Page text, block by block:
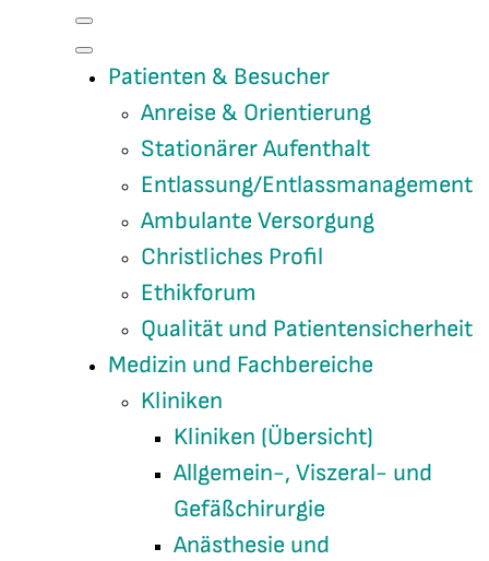
Patienten & Besucher
Anreise & Orientierung
Stationärer Aufenthalt
Entlassung/Entlassmanagement
Ambulante Versorgung
Christliches Profil
Ethikforum
Qualität und Patientensicherheit
Medizin und Fachbereiche
Kliniken
Kliniken (Übersicht)
Allgemein-, Viszeral- und
Gefäßchirurgie
Anästhesie und